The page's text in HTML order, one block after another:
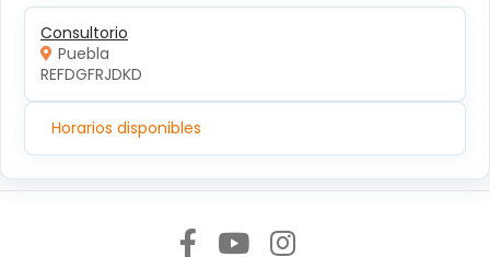
Consultorio
Puebla
REFDGFRJDKD
Horarios disponibles